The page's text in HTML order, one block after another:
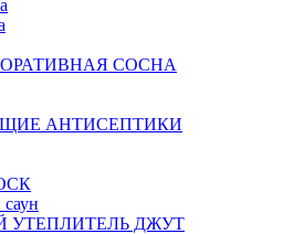
СОСНА
АНТИСЕПТИКИ
ДЖУТ